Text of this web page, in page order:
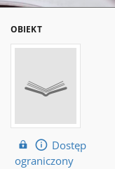
OBIEKT
Dostęp
ograniczony